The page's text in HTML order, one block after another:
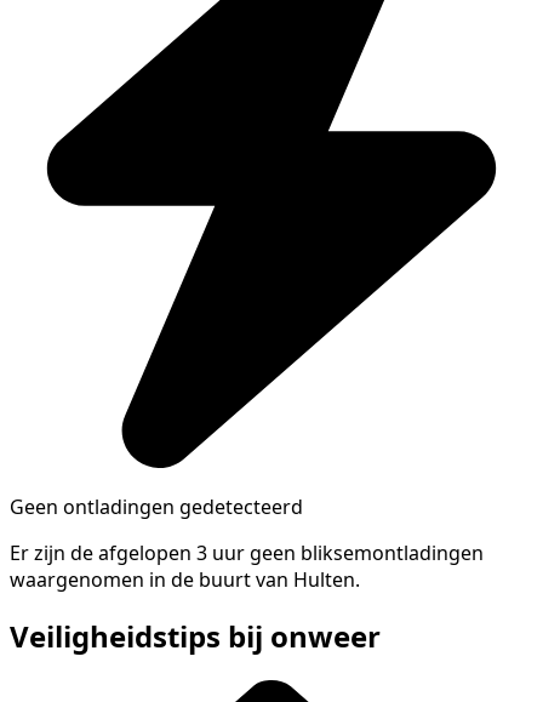
Geen ontladingen gedetecteerd
Er zijn de afgelopen 3 uur geen bliksemontladingen
waargenomen in de buurt van Hulten.
Veiligheidstips bij onweer